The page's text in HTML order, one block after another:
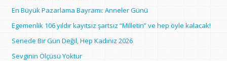
En Büyük Pazarlama Bayramı: Anneler Günü
Egemenlik 106 yıldır kayıtsız şartsız “Milletin” ve hep öyle kalacak!
Senede Bir Gün Değil, Hep Kadınız 2026
Sevginin Ölçüsü Yoktur